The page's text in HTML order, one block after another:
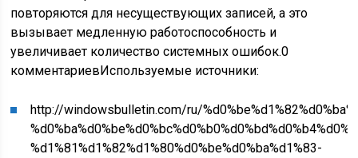
повторяются для несуществующих записей, а это
вызывает медленную работоспособность и
увеличивает количество системных ошибок.0
комментариевИспользуемые источники:
http://windowsbulletin.com/ru/
%d1%81%d1%82%d1%80%d0%be%d0%ba%d1%83-